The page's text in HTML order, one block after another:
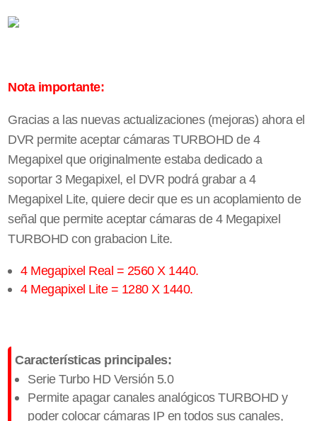
Nota importante:
Gracias a las nuevas actualizaciones (mejoras) ahora el
DVR permite aceptar cámaras TURBOHD de 4
Megapixel que originalmente estaba dedicado a
soportar 3 Megapixel, el DVR podrá grabar a 4
Megapixel Lite, quiere decir que es un acoplamiento de
señal que permite aceptar cámaras de 4 Megapixel
TURBOHD con grabacion Lite.
4 Megapixel Real = 2560 X 1440.
4 Megapixel Lite = 1280 X 1440.
Características principales:
Serie Turbo HD Versión 5.0
Permite apagar canales analógicos TURBOHD y
poder colocar cámaras IP en todos sus canales,